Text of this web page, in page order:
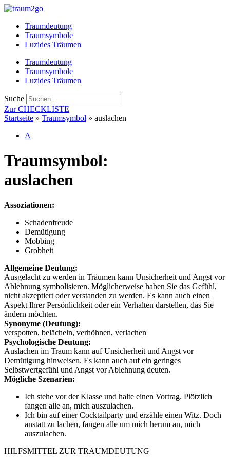
Zum
springenTraumdeutung
Traumsymbole
Luzides Träumen
Traumdeutung
Traumsymbole
Luzides Träumen
Suche
Zur CHECKLISTE
Startseite » Traumsymbol » auslachen
A
Traumsymbol:
auslachen
Assoziationen:
Schadenfreude
Demütigung
Mobbing
Grobheit
Allgemeine Deutung:
Ausgelacht zu werden in Träumen kann Unsicherheit und Angst vor
Ablehnung symbolisieren. Möglicherweise haben Sie das Gefühl,
nicht akzeptiert oder verstanden zu werden. Es kann auch einen
Aspekt Ihrer Persönlichkeit oder ein Verhalten darstellen, das Sie
ändern möchten.
Synonyme (Deutung):
verspotten, belächeln, verhöhnen, verlachen
Psychologische Deutung:
Auslachen im Traum kann auf Unsicherheit und Angst vor
Demütigung hinweisen. Es kann auch auf ein geringes
Selbstwertgefühl und Angst vor Ablehnung deuten.
Mögliche Szenarien:
Ich stehe vor der Klasse und halte einen Vortrag. Plötzlich
fangen alle an, mich auszulachen.
Ich bin auf einer Cocktailparty und erzähle einen Witz. Doch
anstatt zu lachen, fangen alle um mich herum an, mich
auszulachen.
HILFSMITTEL ZUR TRAUMDEUTUNG